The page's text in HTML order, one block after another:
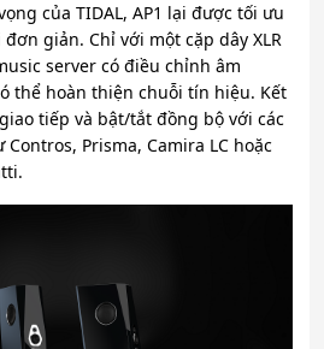
của TIDAL, AP1 lại được tối ưu
giản. Chỉ với một cặp dây XLR
server có điều chỉnh âm
thể hoàn thiện chuỗi tín hiệu. Kết
tiếp và bật/tắt đồng bộ với các
Prisma, Camira LC hoặc